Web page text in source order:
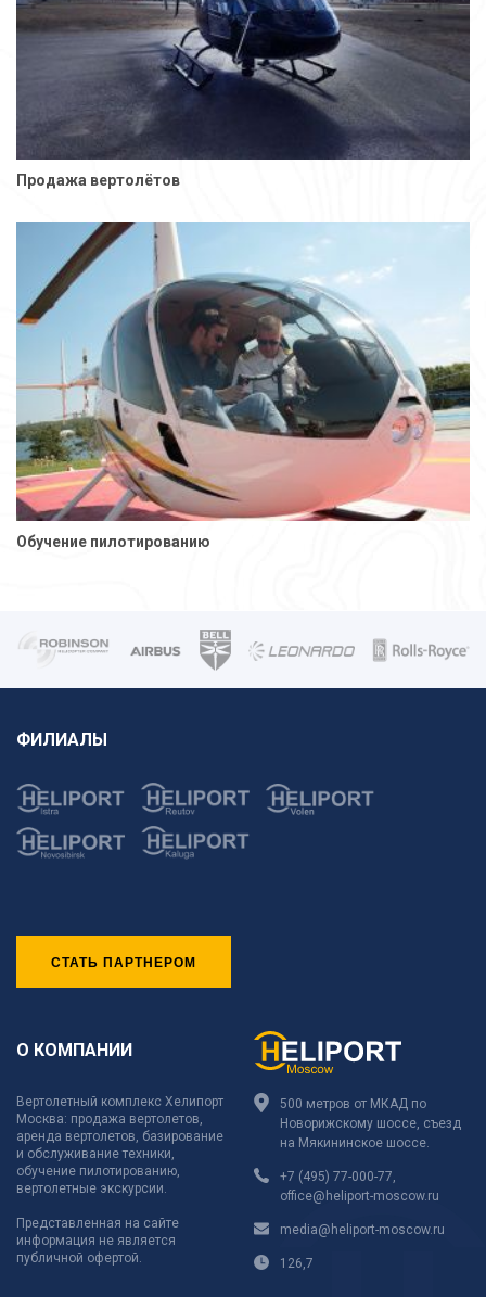
Продажа вертолётов
Обучение пилотированию
ФИЛИАЛЫ
СТАТЬ ПАРТНЕРОМ
О КОМПАНИИ
Вертолетный комплекс Хелипорт
Москва: продажа вертолетов,
аренда вертолетов, базирование
и обслуживание техники,
обучение пилотированию,
вертолетные экскурсии.
Представленная на сайте
информация не является
публичной офертой.
500 метров от МКАД по
Новорижскому шоссе, съезд
на Мякининское шоссе.
+7 (495) 77-000-77,
office@heliport-moscow.ru
media@heliport-moscow.ru
126,7